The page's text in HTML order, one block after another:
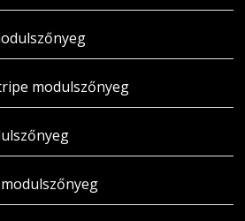
modulszőnyeg